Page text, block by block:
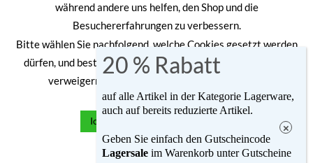
Bank
Transfer
Visa MasterCard
ALLGEMEINE GESCHÄFTSBEDINGUNGEN
DATENSCHUTZERKLÄRUNG
WIDERRUF
VERSAND & LIEFERUNG
ZAHLUNGSWEISEN
IMPRESSUM
Copyright Hundewelt Hilse 2026 ©
Alle Preise inkl. der gesetzlichen MwSt.
während andere uns helfen, den Shop und die
Besuchererfahrungen zu verbessern.
Bitte wählen Sie nachfolgend, welche Cookies gesetzt werden
dürfen, und bestätigen Sie dies durch "Ich akzeptiere" oder
verweigern Sie die Cookies durch "Ich lehne ab".
Ich akzeptiere
auf alle Artikel in der Kategorie Lagerware,
auch auf bereits reduzierte Artikel.
Geben Sie einfach den Gutscheincode
Lagersale im Warenkorb unter Gutscheine